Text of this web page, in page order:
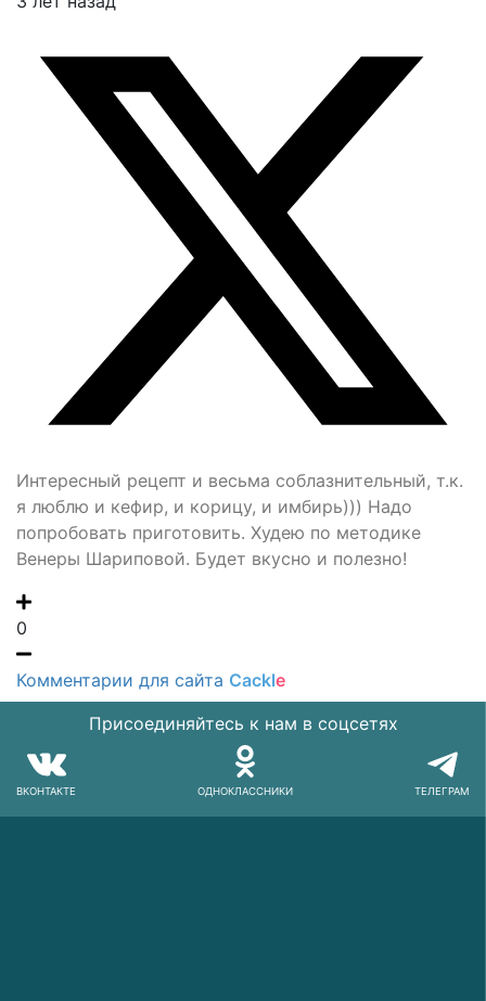
Интересный рецепт и весьма соблазнительный, т.к.
я люблю и кефир, и корицу, и имбирь))) Надо
попробовать приготовить. Худею по методике
Венеры Шариповой. Будет вкусно и полезно!
0
Комментарии для сайта Cackle
Присоединяйтесь к нам в соцсетях
ВКОНТАКТЕ ОДНОКЛАССНИКИ ТЕЛЕГРАМ